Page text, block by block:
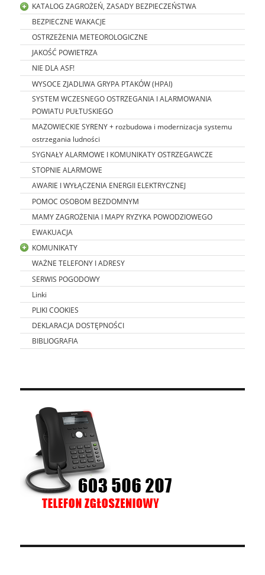
KATALOG ZAGROŻEŃ, ZASADY BEZPIECZEŃSTWA
BEZPIECZNE WAKACJE
OSTRZEŻENIA METEOROLOGICZNE
JAKOŚĆ POWIETRZA
NIE DLA ASF!
WYSOCE ZJADLIWA GRYPA PTAKÓW (HPAI)
SYSTEM WCZESNEGO OSTRZEGANIA I ALARMOWANIA
POWIATU PUŁTUSKIEGO
MAZOWIECKIE SYRENY + rozbudowa i modernizacja systemu
ostrzegania ludności
SYGNAŁY ALARMOWE I KOMUNIKATY OSTRZEGAWCZE
STOPNIE ALARMOWE
AWARIE I WYŁĄCZENIA ENERGII ELEKTRYCZNEJ
POMOC OSOBOM BEZDOMNYM
MAMY ZAGROŻENIA I MAPY RYZYKA POWODZIOWEGO
EWAKUACJA
KOMUNIKATY
WAŻNE TELEFONY I ADRESY
SERWIS POGODOWY
Linki
PLIKI COOKIES
DEKLARACJA DOSTĘPNOŚCI
BIBLIOGRAFIA